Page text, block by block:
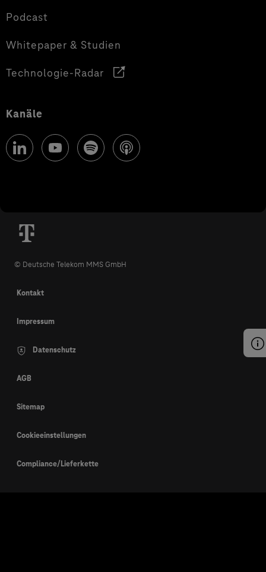
Podcast
Whitepaper & Studien
Technologie-Radar
Kanäle
© Deutsche Telekom MMS GmbH
Kontakt
Impressum
Datenschutz
AGB
Sitemap
Cookieeinstellungen
Compliance/Lieferkette